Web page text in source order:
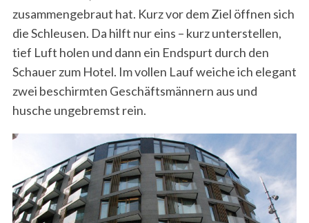
zusammengebraut hat. Kurz vor dem Ziel öffnen sich
die Schleusen. Da hilft nur eins – kurz unterstellen,
tief Luft holen und dann ein Endspurt durch den
Schauer zum Hotel. Im vollen Lauf weiche ich elegant
zwei beschirmten Geschäftsmännern aus und
husche ungebremst rein.